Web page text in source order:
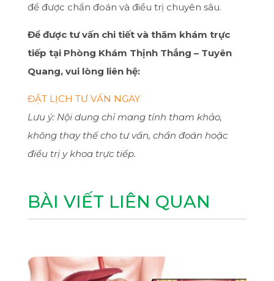
để được chẩn đoán và điều trị chuyên sâu.
Để được tư vấn chi tiết và thăm khám trực
tiếp tại Phòng Khám Thịnh Thắng – Tuyên
Quang, vui lòng liên hệ:
ĐẶT LỊCH TƯ VẤN NGAY
Lưu ý: Nội dung chỉ mang tính tham khảo,
không thay thế cho tư vấn, chẩn đoán hoặc
điều trị y khoa trực tiếp.
BÀI VIẾT LIÊN QUAN